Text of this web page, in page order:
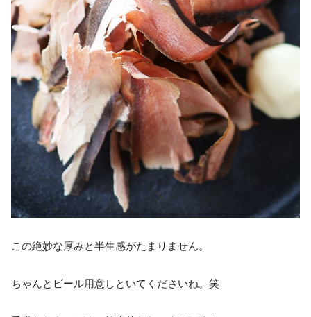
この絶妙な厚みと半生感がたまりません。
ちゃんとビール用意しといてくださいね。笑